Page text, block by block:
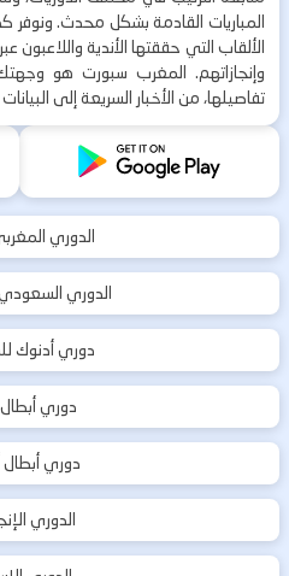
المباريات القادمة بشكل محدث.
الألقاب التي حققتها الأندية واللاعبون
وإنجازاتهم. المغرب سبورت هو
تفاصيلها، من الأخبار السريعة إلى
الدوري
الدوري
دوري أدنوك
دوري أبطال
دوري أبطال
الدوري